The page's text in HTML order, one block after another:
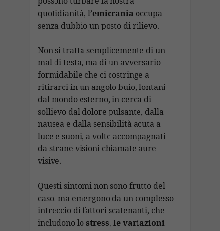
o
o
A
p
a
m n
l l y
Li
k
di
vi
quotidianità, l’emicrania occupa
senza dubbio un posto di rilievo.
Non si tratta semplicemente di un
mal di testa, ma di un avversario
formidabile che ci costringe a
ritirarci in un angolo buio, lontani
dal mondo esterno, in cerca di
sollievo dal dolore pulsante, dalla
nausea e dalla sensibilità acuta a
luce e suoni, a volte accompagnati
da strane visioni chiamate aure
visive.
Questi sintomi non sono frutto del
caso, ma emergono da un complesso
intreccio di fattori scatenanti, che
includono lostress, le variazioni